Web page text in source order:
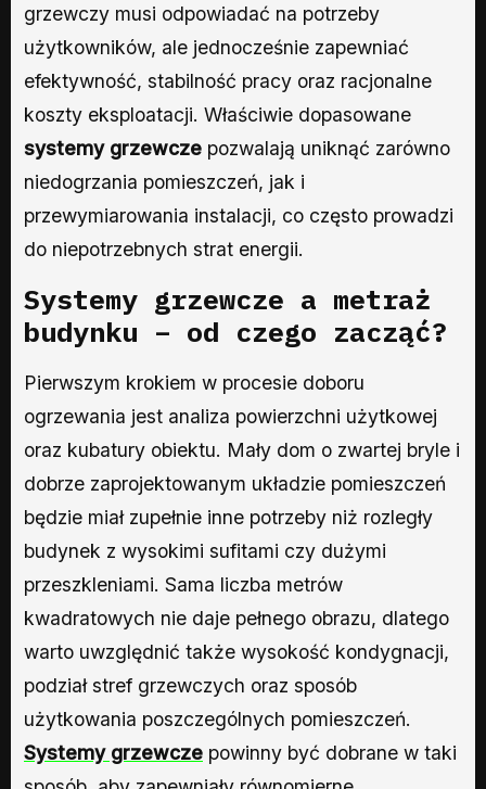
grzewczy musi odpowiadać na potrzeby
użytkowników, ale jednocześnie zapewniać
efektywność, stabilność pracy oraz racjonalne
koszty eksploatacji. Właściwie dopasowane
systemy grzewcze pozwalają uniknąć zarówno
niedogrzania pomieszczeń, jak i
przewymiarowania instalacji, co często prowadzi
do niepotrzebnych strat energii.
Systemy grzewcze a metraż
budynku – od czego zacząć?
Pierwszym krokiem w procesie doboru
ogrzewania jest analiza powierzchni użytkowej
oraz kubatury obiektu. Mały dom o zwartej bryle i
dobrze zaprojektowanym układzie pomieszczeń
będzie miał zupełnie inne potrzeby niż rozległy
budynek z wysokimi sufitami czy dużymi
przeszkleniami. Sama liczba metrów
kwadratowych nie daje pełnego obrazu, dlatego
warto uwzględnić także wysokość kondygnacji,
podział stref grzewczych oraz sposób
użytkowania poszczególnych pomieszczeń.
Systemy grzewcze powinny być dobrane w taki